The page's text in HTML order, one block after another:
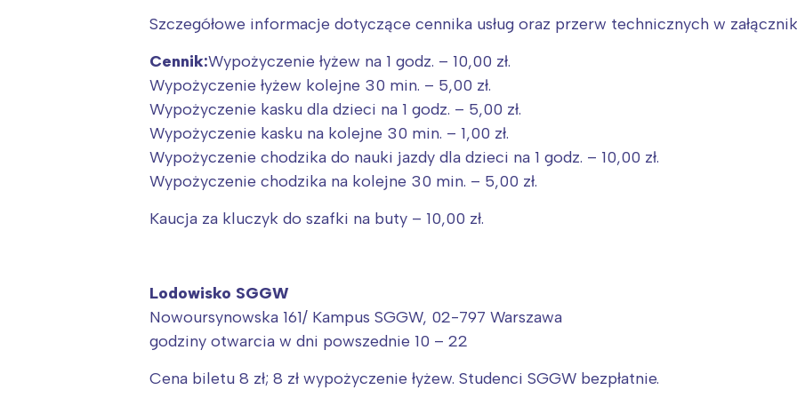
Szczegółowe informacje dotyczące cennika usług oraz przerw technicznych w
Cennik:Wypożyczenie łyżew na 1 godz. – 10,00 zł.
Wypożyczenie łyżew kolejne 30 min. – 5,00 zł.
Wypożyczenie kasku dla dzieci na 1 godz. – 5,00 zł.
Wypożyczenie kasku na kolejne 30 min. – 1,00 zł.
Wypożyczenie chodzika do nauki jazdy dla dzieci na 1 godz. – 10,00 zł.
Wypożyczenie chodzika na kolejne 30 min. – 5,00 zł.
Kaucja za kluczyk do szafki na buty – 10,00 zł.
Lodowisko SGGW
Nowoursynowska 161/ Kampus SGGW, 02-797 Warszawa
godziny otwarcia w dni powszednie 10 – 22
Cena biletu 8 zł; 8 zł wypożyczenie łyżew. Studenci SGGW bezpłatnie.